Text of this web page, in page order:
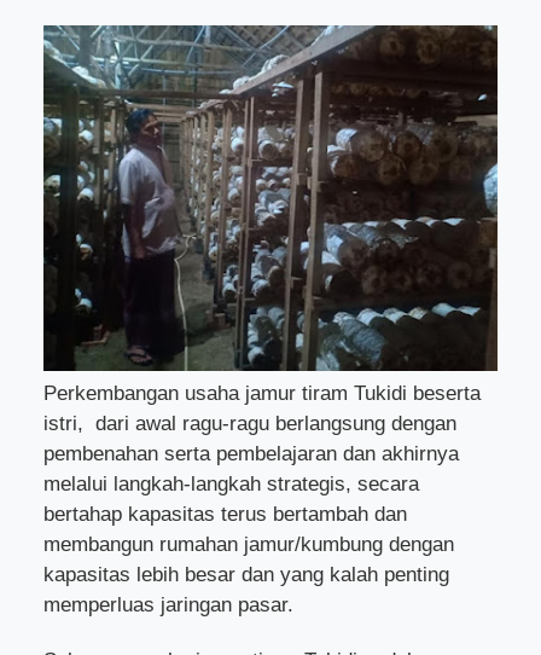
Perkembangan usaha jamur tiram Tukidi beserta
istri, dari awal ragu-ragu berlangsung dengan
pembenahan serta pembelajaran dan akhirnya
melalui langkah-langkah strategis, secara
bertahap kapasitas terus bertambah dan
membangun rumahan jamur/kumbung dengan
kapasitas lebih besar dan yang kalah penting
memperluas jaringan pasar.